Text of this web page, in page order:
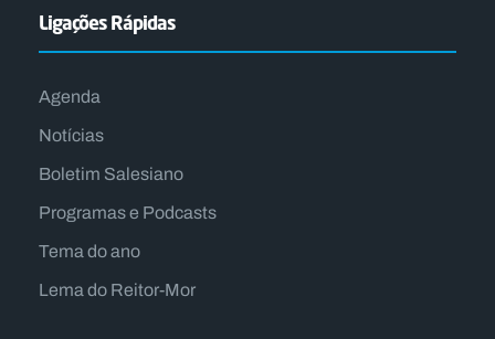
Ligações Rápidas
Agenda
Notícias
Boletim Salesiano
Programas e Podcasts
Tema do ano
Lema do Reitor-Mor